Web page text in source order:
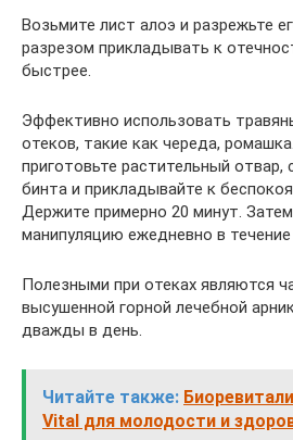
Возьмите лист алоэ и разрежьте
разрезом прикладывать к
быстрее.
Эффективно использовать
отеков, такие как череда,
приготовьте растительный отвар,
бинта и прикладывайте к
Держите примерно 20 минут.
манипуляцию ежедневно в течение
Полезными при отеках являются
высушенной горной лечебной
дважды в день.
Читайте также:
Vital для молодости и